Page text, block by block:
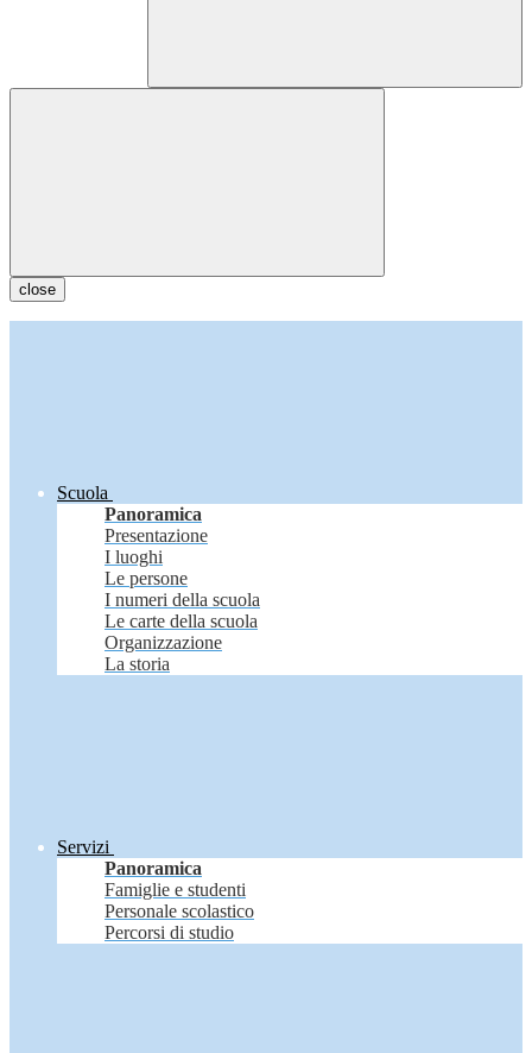
close
Scuola
Panoramica
Presentazione
I luoghi
Le persone
I numeri della scuola
Le carte della scuola
Organizzazione
La storia
Servizi
Panoramica
Famiglie e studenti
Personale scolastico
Percorsi di studio